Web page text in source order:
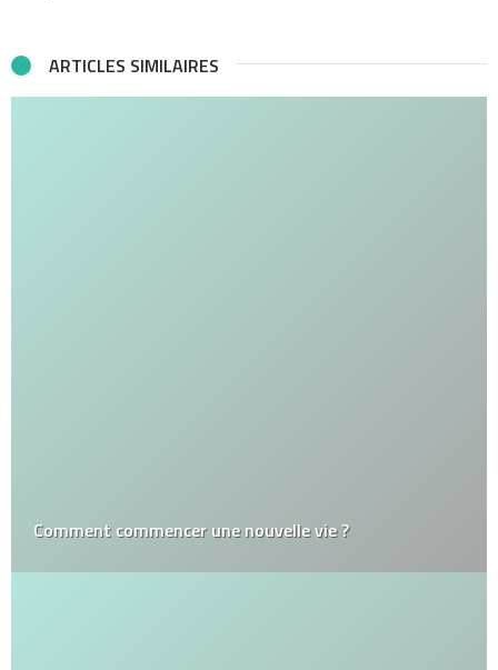
ARTICLES SIMILAIRES
Comment commencer une nouvelle vie ?